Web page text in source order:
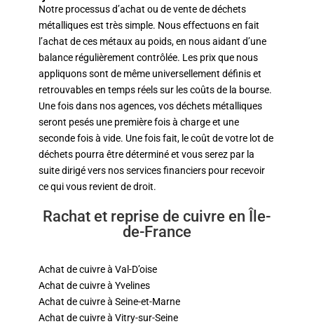
Notre processus d’achat ou de vente de déchets
métalliques est très simple. Nous effectuons en fait
l’achat de ces métaux au poids, en nous aidant d’une
balance régulièrement contrôlée. Les prix que nous
appliquons sont de même universellement définis et
retrouvables en temps réels sur les coûts de la bourse.
Une fois dans nos agences, vos déchets métalliques
seront pesés une première fois à charge et une
seconde fois à vide. Une fois fait, le coût de votre lot de
déchets pourra être déterminé et vous serez par la
suite dirigé vers nos services financiers pour recevoir
ce qui vous revient de droit.
Rachat et reprise de cuivre en Île-
de-France
Achat de cuivre à Val-D’oise
Achat de cuivre à Yvelines
Achat de cuivre à Seine-et-Marne
Achat de cuivre à Vitry-sur-Seine